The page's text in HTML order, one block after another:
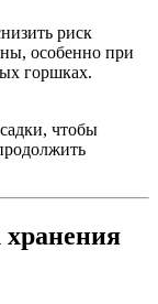
риск
особенно при
горшках.
чтобы
хранения